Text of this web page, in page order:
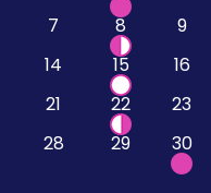
7
8 9
14
15 16
21
22 23
28
29 30